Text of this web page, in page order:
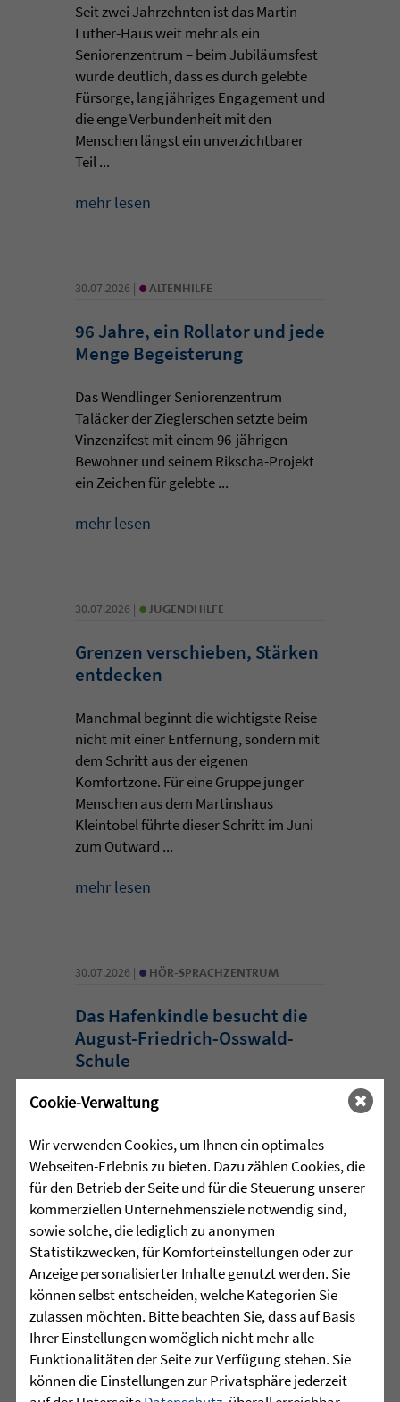
Seit zwei Jahrzehnten ist das Martin-
Luther-Haus weit mehr als ein
Seniorenzentrum – beim Jubiläumsfest
wurde deutlich, dass es durch gelebte
Fürsorge, langjähriges Engagement und
die enge Verbundenheit mit den
Menschen längst ein unverzichtbarer
Teil ...
mehr lesen
30.07.2026 | • ALTENHILFE
96 Jahre, ein Rollator und jede
Menge Begeisterung
Das Wendlinger Seniorenzentrum
Taläcker der Zieglerschen setzte beim
Vinzenzifest mit einem 96-jährigen
Bewohner und seinem Rikscha-Projekt
ein Zeichen für gelebte ...
mehr lesen
30.07.2026 | • JUGENDHILFE
Grenzen verschieben, Stärken
entdecken
Manchmal beginnt die wichtigste Reise
nicht mit einer Entfernung, sondern mit
dem Schritt aus der eigenen
Komfortzone. Für eine Gruppe junger
Menschen aus dem Martinshaus
Kleintobel führte dieser Schritt im Juni
zum Outward ...
mehr lesen
30.07.2026 | • HÖR-SPRACHZENTRUM
Das Hafenkindle besucht die
August-Friedrich-Osswald-
Schule
Besonderen Besuch erhielten die
der August-Friedrich-Osswald-Schule in
Friedrichshafen noch kurz vor den
Sommerferien: Das Hafenkindle schaute
persönlich bei ihnen ...
mehr lesen
30.07.2026 |• HÖR-SPRACHZENTRUM
Schulschach-Erfolge
Cookie-Verwaltung
Wir verwenden Cookies, um Ihnen ein optimales
Webseiten-Erlebnis zu bieten. Dazu zählen Cookies, die
für den Betrieb der Seite und für die Steuerung unserer
kommerziellen Unternehmensziele notwendig sind,
sowie solche, die lediglich zu anonymen
Statistikzwecken, für Komforteinstellungen oder zur
Anzeige personalisierter Inhalte genutzt werden. Sie
können selbst entscheiden, welche Kategorien Sie
zulassen möchten. Bitte beachten Sie, dass auf Basis
Ihrer Einstellungen womöglich nicht mehr alle
Funktionalitäten der Seite zur Verfügung stehen. Sie
können die Einstellungen zur Privatsphäre jederzeit